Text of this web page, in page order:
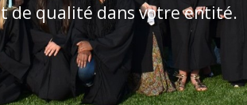
de qualité dans votre entité.